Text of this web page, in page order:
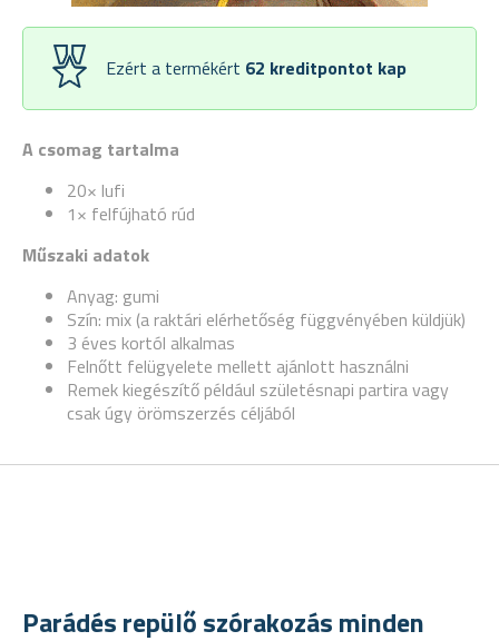
A csomag tartalma
20× lufi
1× felfújható rúd
Műszaki adatok
Anyag: gumi
Szín: mix (a raktári elérhetőség függvényében küldjük)
3 éves kortól alkalmas
Felnőtt felügyelete mellett ajánlott használni
Remek kiegészítő például születésnapi partira vagy
csak úgy örömszerzés céljából
Ezért a termékért 62 kreditpontot kap
Parádés repülő szórakozás minden